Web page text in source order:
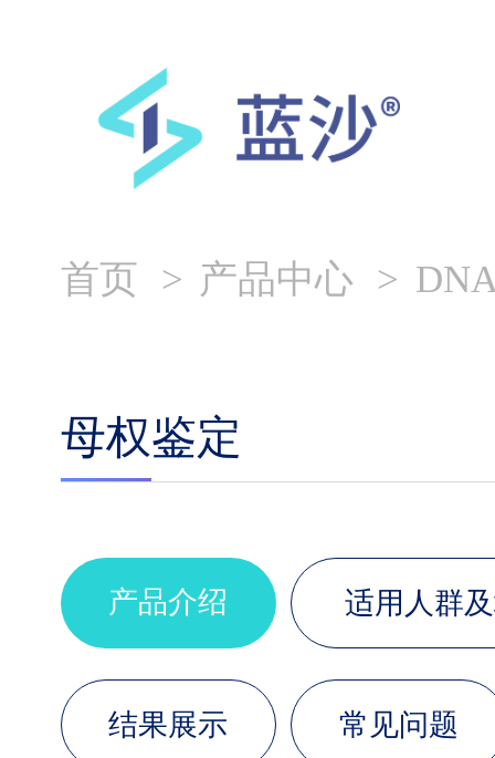
首页 产品中心
母权鉴定
产品介绍 适用人群
结果展示 常见问题